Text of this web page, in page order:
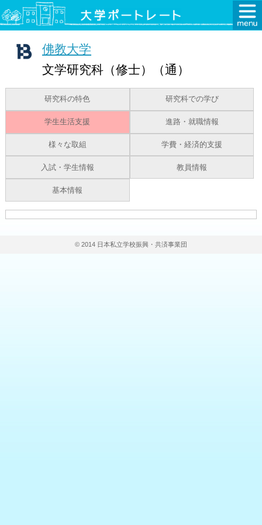
佛教大学
文学研究科（修士）（通）
研究科の特色 研究科での学び
学生生活支援 進路・就職情報
様々な取組 学費・経済的支援
入試・学生情報 教員情報
基本情報
© 2014 日本私立学校振興・共済事業団